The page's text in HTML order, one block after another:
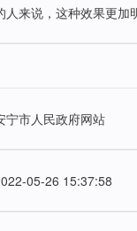
人来说，这种效果更加
宁市人民政府网站
05-26 15:37:58